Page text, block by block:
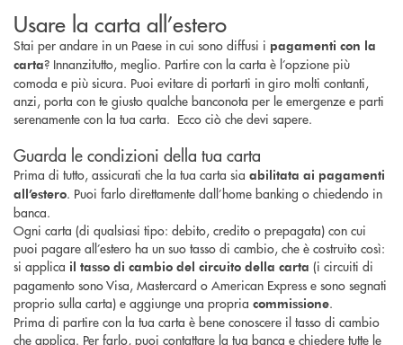
Usare la carta all’estero
Stai per andare in un Paese in cui sono diffusi i pagamenti con la
carta? Innanzitutto, meglio. Partire con la carta è l’opzione più
comoda e più sicura. Puoi evitare di portarti in giro molti contanti,
anzi, porta con te giusto qualche banconota per le emergenze e parti
serenamente con la tua carta. Ecco ciò che devi sapere.
Guarda le condizioni della tua carta
Prima di tutto, assicurati che la tua carta sia abilitata ai pagamenti
all’estero. Puoi farlo direttamente dall’home banking o chiedendo in
banca.
Ogni carta (di qualsiasi tipo: debito, credito o prepagata) con cui
puoi pagare all’estero ha un suo tasso di cambio, che è costruito così:
si applica il tasso di cambio del circuito della carta (i circuiti di
pagamento sono Visa, Mastercard o American Express e sono segnati
proprio sulla carta) e aggiunge una propria commissione.
Prima di partire con la tua carta è bene conoscere il tasso di cambio
che applica. Per farlo, puoi contattare la tua banca e chiedere tutte le